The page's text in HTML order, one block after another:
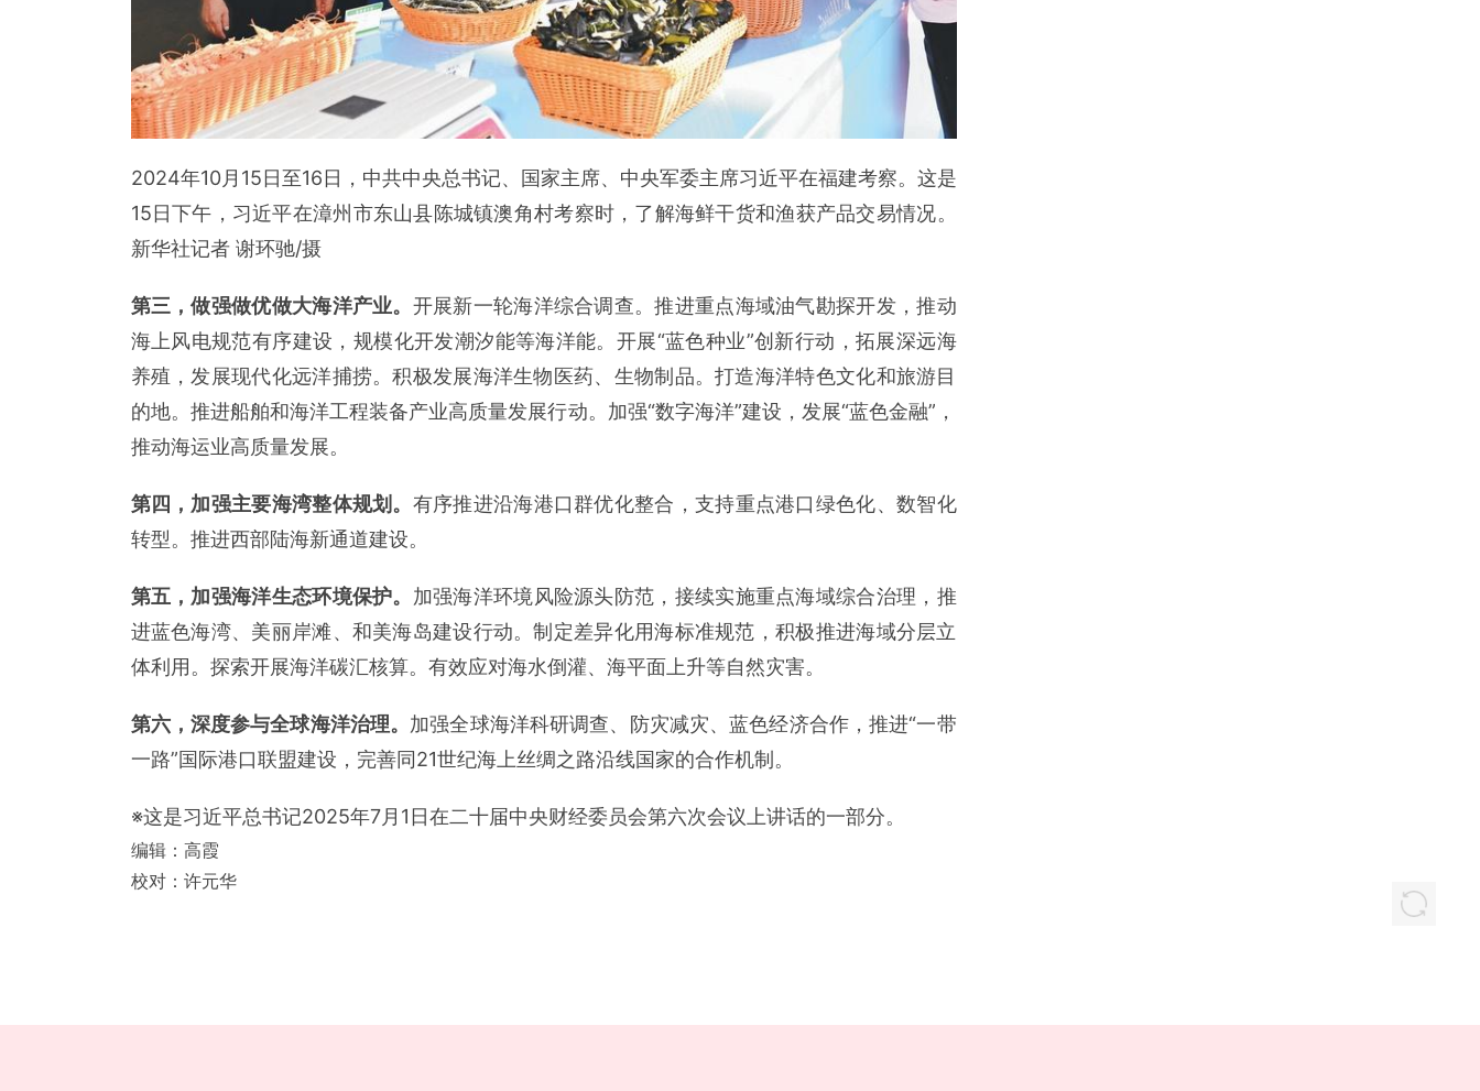
2024年10月15日至16日，中共中央总书记、国家主席、中央军委主席习近平在福建考察。这是
15日下午，习近平在漳州市东山县陈城镇澳角村考察时，了解海鲜干货和渔获产品交易情况。
新华社记者 谢环驰/摄
第三，做强做优做大海洋产业。 开展新一轮海洋综合调查。推进重点海域油气勘探开发，推动
海上风电规范有序建设，规模化开发潮汐能等海洋能。开展“蓝色种业”创新行动，拓展深远海
养殖，发展现代化远洋捕捞。积极发展海洋生物医药、生物制品。打造海洋特色文化和旅游目
的地。推进船舶和海洋工程装备产业高质量发展行动。加强“数字海洋”建设，发展“蓝色金融”，
推动海运业高质量发展。
第四，加强主要海湾整体规划。 有序推进沿海港口群优化整合，支持重点港口绿色化、数智化
转型。推进西部陆海新通道建设。
第五，加强海洋生态环境保护。 加强海洋环境风险源头防范，接续实施重点海域综合治理，推
进蓝色海湾、美丽岸滩、和美海岛建设行动。制定差异化用海标准规范，积极推进海域分层立
体利用。探索开展海洋碳汇核算。有效应对海水倒灌、海平面上升等自然灾害。
第六，深度参与全球海洋治理。 加强全球海洋科研调查、防灾减灾、蓝色经济合作，推进“一带
一路”国际港口联盟建设，完善同21世纪海上丝绸之路沿线国家的合作机制。
※这是习近平总书记2025年7月1日在二十届中央财经委员会第六次会议上讲话的一部分。
编辑： 高霞
校对： 许元华